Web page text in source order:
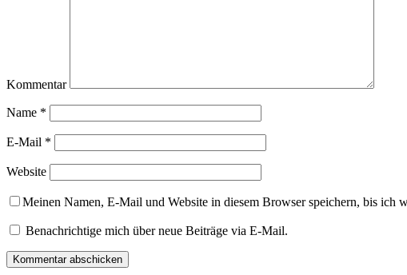
Kommentar
Name *
E-Mail *
Website
Meinen Namen, E-Mail und Website in diesem Browser speichern, bis ich
Benachrichtige mich über neue Beiträge via E-Mail.